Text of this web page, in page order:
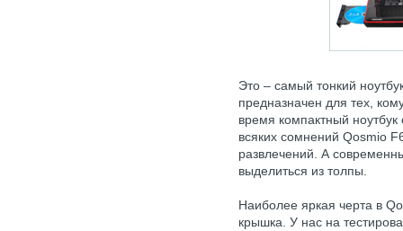
Это – самый тонкий
предназначен для тех,
время компактный
всяких сомнений Qosmio
развлечений. А
выделиться из толпы.
Наиболее яркая черта в
крышка. У нас на